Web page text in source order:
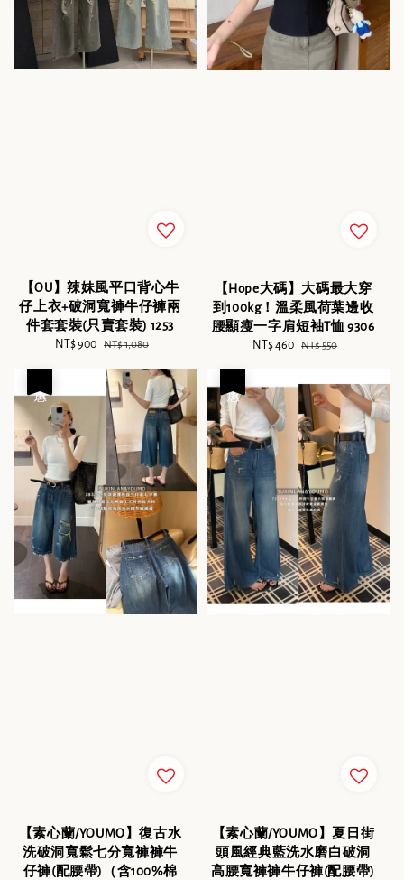
【OU】辣妹風平口背心牛
仔上衣+破洞寬褲牛仔褲兩
件套套裝(只賣套裝) 1253
Sale
NT$ 900 Regular
NT$ 1,080
【Hope大碼】大碼最大穿
到100kg！溫柔風荷葉邊收
腰顯瘦一字肩短袖T恤 9306
Sale
NT$ 460 Regular
NT$ 550
【素心蘭/YOUMO】復古水
洗破洞寬鬆七分寬褲褲牛
仔褲(配腰帶)（含100%棉
【素心蘭/YOUMO】夏日街
頭風經典藍洗水磨白破洞
高腰寬褲褲牛仔褲(配腰帶)